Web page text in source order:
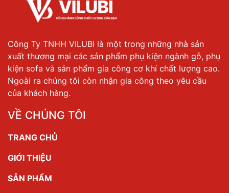
Công Ty TNHH VILUBI là một trong những nhà sản
xuất thương mại các sản phẩm phụ kiện ngành gỗ, phụ
kiện sofa và sản phẩm gia công cơ khí chất lượng cao.
Ngoài ra chúng tôi còn nhận gia công theo yêu cầu
của khách hàng.
VỀ CHÚNG TÔI
TRANG CHỦ
GIỚI THIỆU
SẢN PHẨM